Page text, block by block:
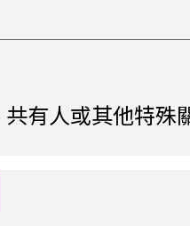
有人或其他特殊